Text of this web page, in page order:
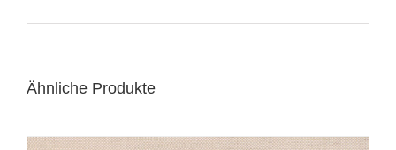
Ähnliche Produkte